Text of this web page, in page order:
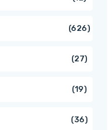
626626
2727
1919
3636